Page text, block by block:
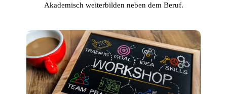
Akademisch weiterbilden neben dem Beruf.